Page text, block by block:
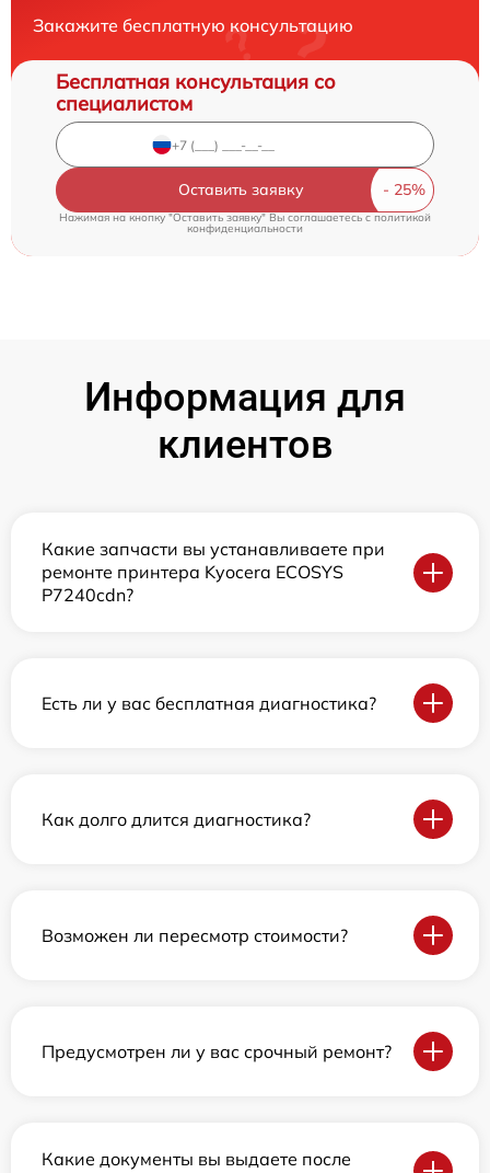
Закажите бесплатную консультацию
Бесплатная консультация со
специалистом
Оставить заявку
Нажимая на кнопку "Оставить заявку" Вы соглашаетесь c политикой
конфиденциальности
Информация для
клиентов
Какие запчасти вы устанавливаете при
ремонте принтера Kyocera ECOSYS
P7240cdn?
Есть ли у вас бесплатная диагностика?
Как долго длится диагностика?
Возможен ли пересмотр стоимости?
Предусмотрен ли у вас срочный ремонт?
Какие документы вы выдаете после